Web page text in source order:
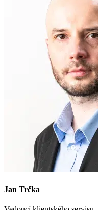
Jan Trčka